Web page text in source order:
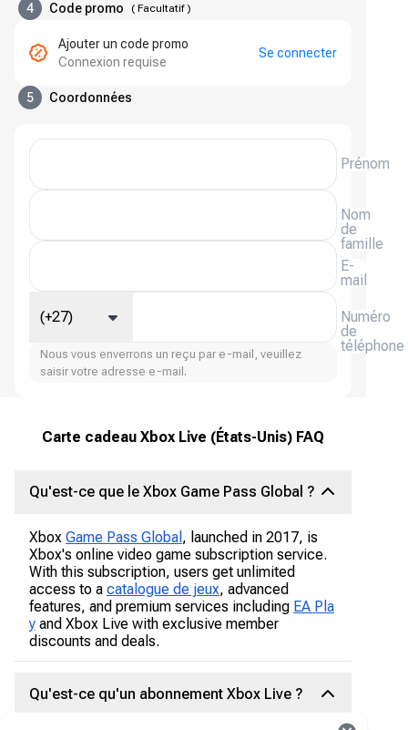
4 Code promo ( Facultatif)
Ajouter un code promo
Connexion requise
Se connecter
5 Coordonnées
Prénom
Nom
de
famille
E-
mail
Numéro
de
téléphone
(+27)
Nous vous enverrons un reçu par e-mail, veuillez
saisir votre adresse e-mail.
Carte cadeau Xbox Live (États-Unis) FAQ
Qu'est-ce que le Xbox Game Pass Global ?
Xbox Game Pass Global , launched in 2017, is
Xbox's online video game subscription service.
With this subscription, users get unlimited
access to a catalogue de jeux, advanced
features, and premium services including EA Pla
y and Xbox Live with exclusive member
discounts and deals.
Qu'est-ce qu'un abonnement Xbox Live ?